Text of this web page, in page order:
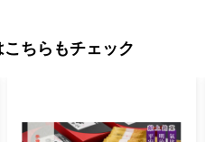
ちらもチェック